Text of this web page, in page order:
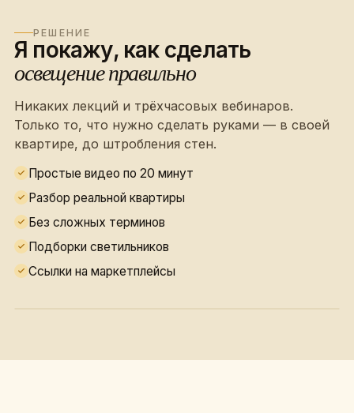
РЕШЕНИЕ
Я покажу, как сделать
освещение правильно
Никаких лекций и трёхчасовых вебинаров.
Только то, что нужно сделать руками — в своей
квартире, до штробления стен.
Простые видео по 20 минут
Разбор реальной квартиры
Без сложных терминов
Подборки светильников
Ссылки на маркетплейсы